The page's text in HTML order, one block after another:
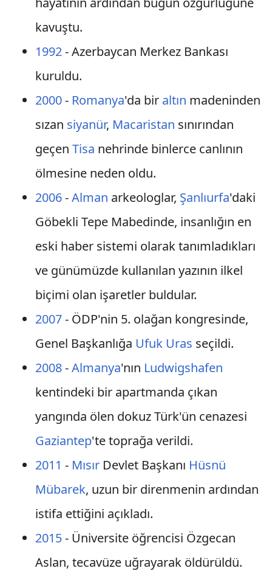
kavuştu.
1992- Azerbaycan Merkez Bankası
kuruldu.
2000- Romanya'da bir altın madeninden
sızan siyanür, Macaristan sınırından
geçen Tisa nehrinde binlerce canlının
ölmesine neden oldu.
2006-Alman arkeologlar, Şanlıurfa'daki
Göbekli Tepe Mabedinde, insanlığın en
eski haber sistemi olarak tanımladıkları
ve günümüzde kullanılan yazının ilkel
biçimi olan işaretler buldular.
2007- ÖDP'nin 5. olağan kongresinde,
Genel Başkanlığa Ufuk Uras seçildi.
2008-Almanya'nın Ludwigshafen
kentindeki bir apartmanda çıkan
yangında ölen dokuz Türk'ün cenazesi
Gaziantep'te toprağa verildi.
2011 - MısırDevlet Başkanı Hüsnü
Mübarek, uzun bir direnmenin ardından
istifa ettiğini açıkladı.
2015- Üniversite öğrencisi Özgecan
Aslan, tecavüze uğrayarak öldürüldü.